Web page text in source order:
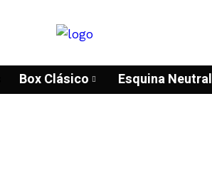
Box Clásico Esquina Neutral